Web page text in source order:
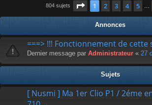
804 sujets Page 1sur27
1 2 3 4 5
Annonces
===> !!! Fonctionnement de cette
Dernier message par Administrateur « 27
Sujets
[ Nusmi ] Ma 1er Clio P1 / 2éme